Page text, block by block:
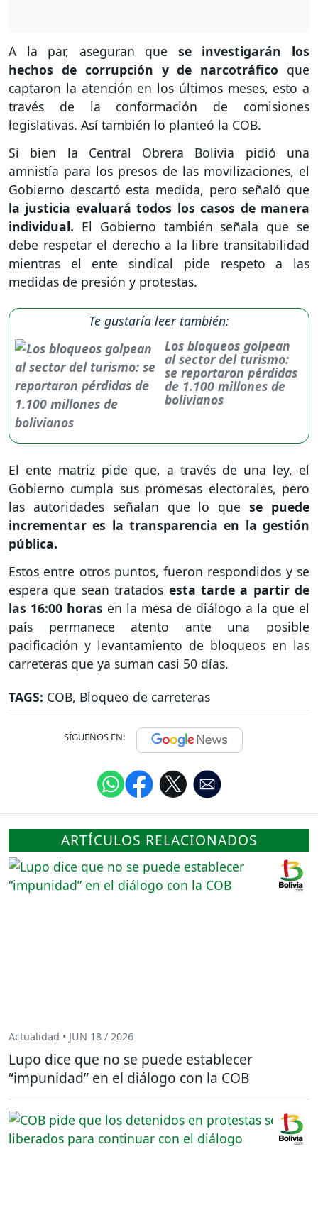
A la par, aseguran que se investigarán los
hechos de corrupción y de narcotráfico que
captaron la atención en los últimos meses, esto a
través de la conformación de comisiones
legislativas. Así también lo planteó la COB.
Si bien la Central Obrera Bolivia pidió una
amnistía para los presos de las movilizaciones, el
Gobierno descartó esta medida, pero señaló que
la justicia evaluará todos los casos de manera
individual. El Gobierno también señala que se
debe respetar el derecho a la libre transitabilidad
mientras el ente sindical pide respeto a las
medidas de presión y protestas.
Te gustaría leer también:
Los bloqueos golpean
al sector del turismo:
se reportaron pérdidas
de 1.100 millones de
bolivianos
El ente matriz pide que, a través de una ley, el
Gobierno cumpla sus promesas electorales, pero
las autoridades señalan que lo quese puede
incrementar es la transparencia en la gestión
pública.
Estos entre otros puntos, fueron respondidos y se
espera que sean tratados esta tarde a partir de
las 16:00 horas en la mesa de diálogo a la que el
país permanece atento ante una posible
pacificación y levantamiento de bloqueos en las
carreteras que ya suman casi 50 días.
TAGS: COB, Bloqueo de carreteras
SÍGUENOS EN:
ARTÍCULOS RELACIONADOS
Actualidad • JUN 18 / 2026
Lupo dice que no se puede establecer
“impunidad” en el diálogo con la COB